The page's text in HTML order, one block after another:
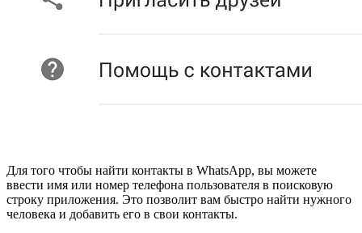
Для того чтобы найти контакты в WhatsApp, вы можете
ввести имя или номер телефона пользователя в поисковую
строку приложения. Это позволит вам быстро найти нужного
человека и добавить его в свои контакты.